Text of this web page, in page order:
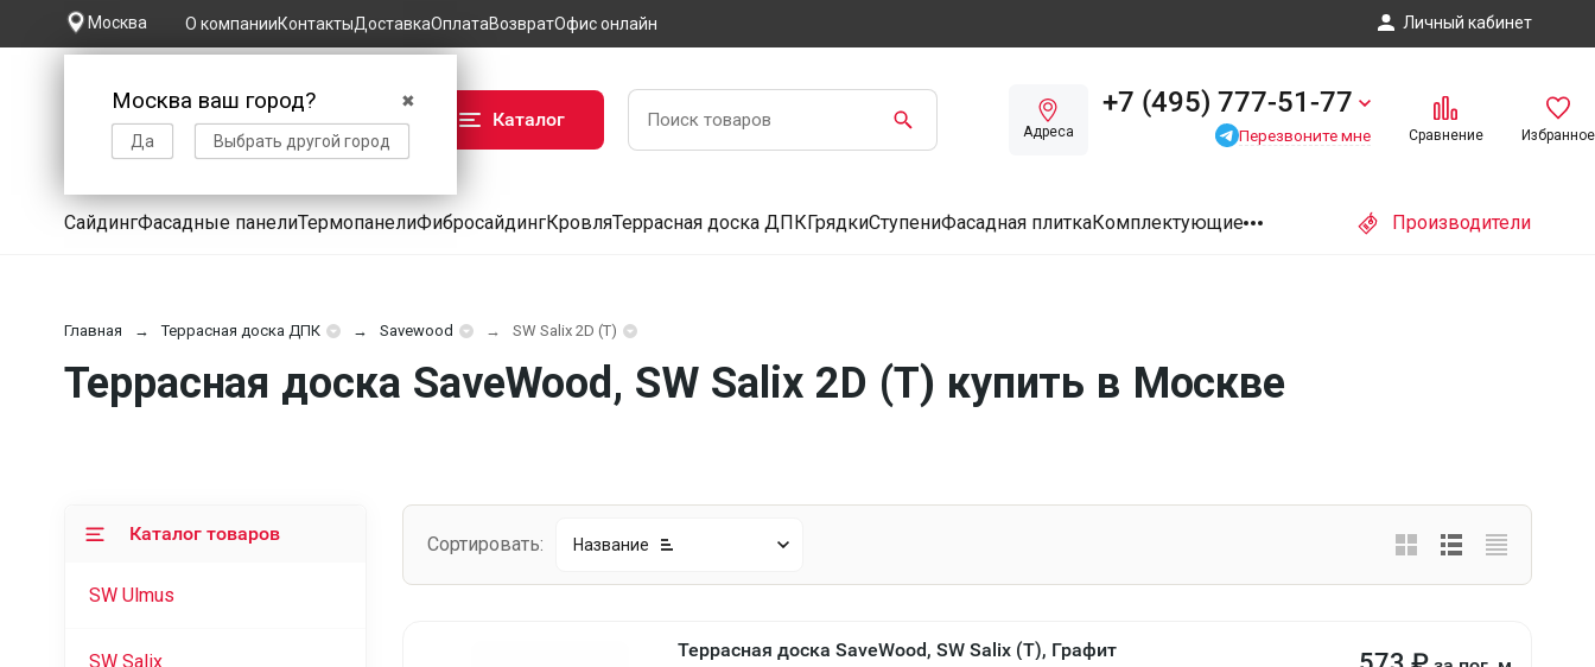
Москва
✖
Москва ваш город?
Да Выбрать другой город
О компанииКонтактыДоставкаОплатаВозвратОфис онлайн Личный кабинет
Каталог
Адреса
+7 (495) 777-51-77
Перезвоните мне Сравнение Избранное
СайдингФасадные панелиТермопанелиФибросайдингКровляТеррасная доска ДПКГрядкиСтупениФасадная плиткаКомплектующие Производители
Главная Террасная доска ДПК Savewood SW Salix 2D (Т)
Террасная доска SaveWood, SW Salix 2D (Т) купить в Москве
Сортировать: Название
Террасная доска SaveWood, SW Salix (T), Графит
Каталог товаров
SW Ulmus
SW Salix